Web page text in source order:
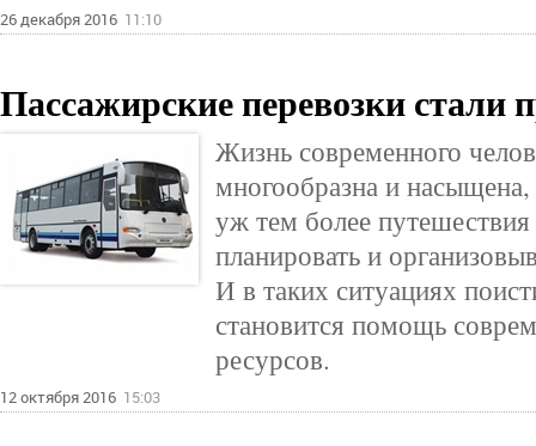
26 декабря 2016 11:10
Пассажирские перевозки стали
Жизнь современного
многообразна и
уж тем более
планировать и
И в таких ситуациях
становится помощь
ресурсов.
12 октября 2016 15:03